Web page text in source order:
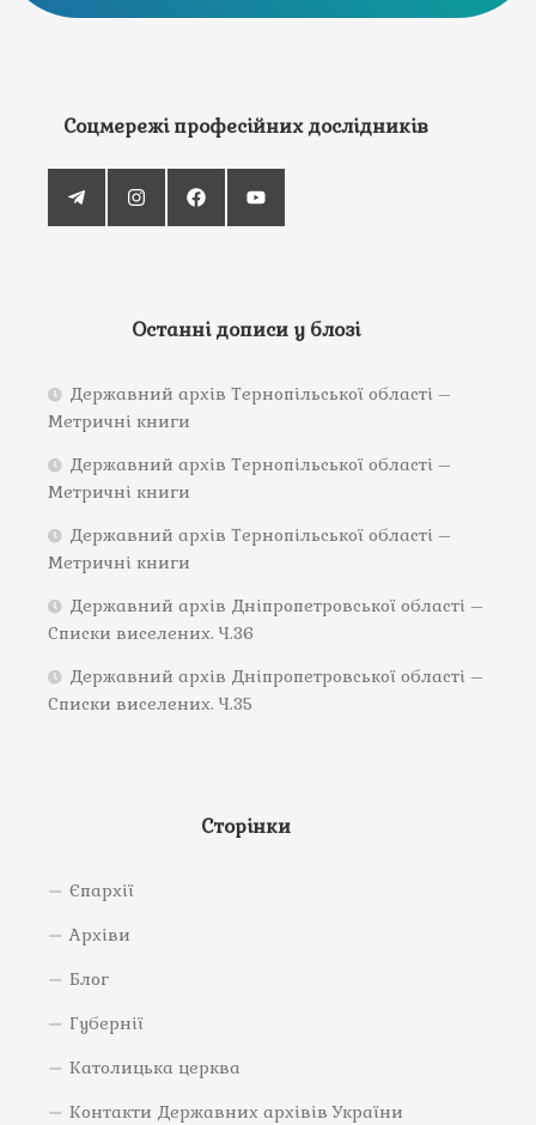
Соцмережі професійних дослідників
Останні дописи у блозі
Державний архів Тернопільської області –
Метричні книги
Державний архів Тернопільської області –
Метричні книги
Державний архів Тернопільської області –
Метричні книги
Державний архів Дніпропетровської області –
Списки виселених. Ч.36
Державний архів Дніпропетровської області –
Списки виселених. Ч.35
Сторінки
Єпархії
Архіви
Блог
Губернії
Католицька церква
Контакти Державних архівів України